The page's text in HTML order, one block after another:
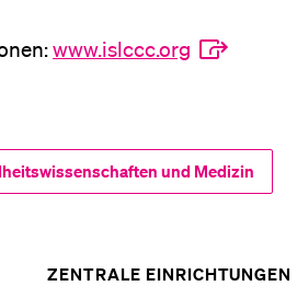
www.islccc.org
und Medizin
ZENTRALE EINRICHTUNGEN